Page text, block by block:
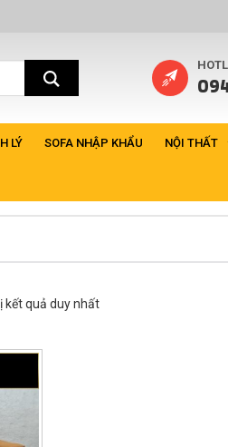
LÝ SOFA NHẬP KHẨU NỘI THẤT
kết quả duy nhất